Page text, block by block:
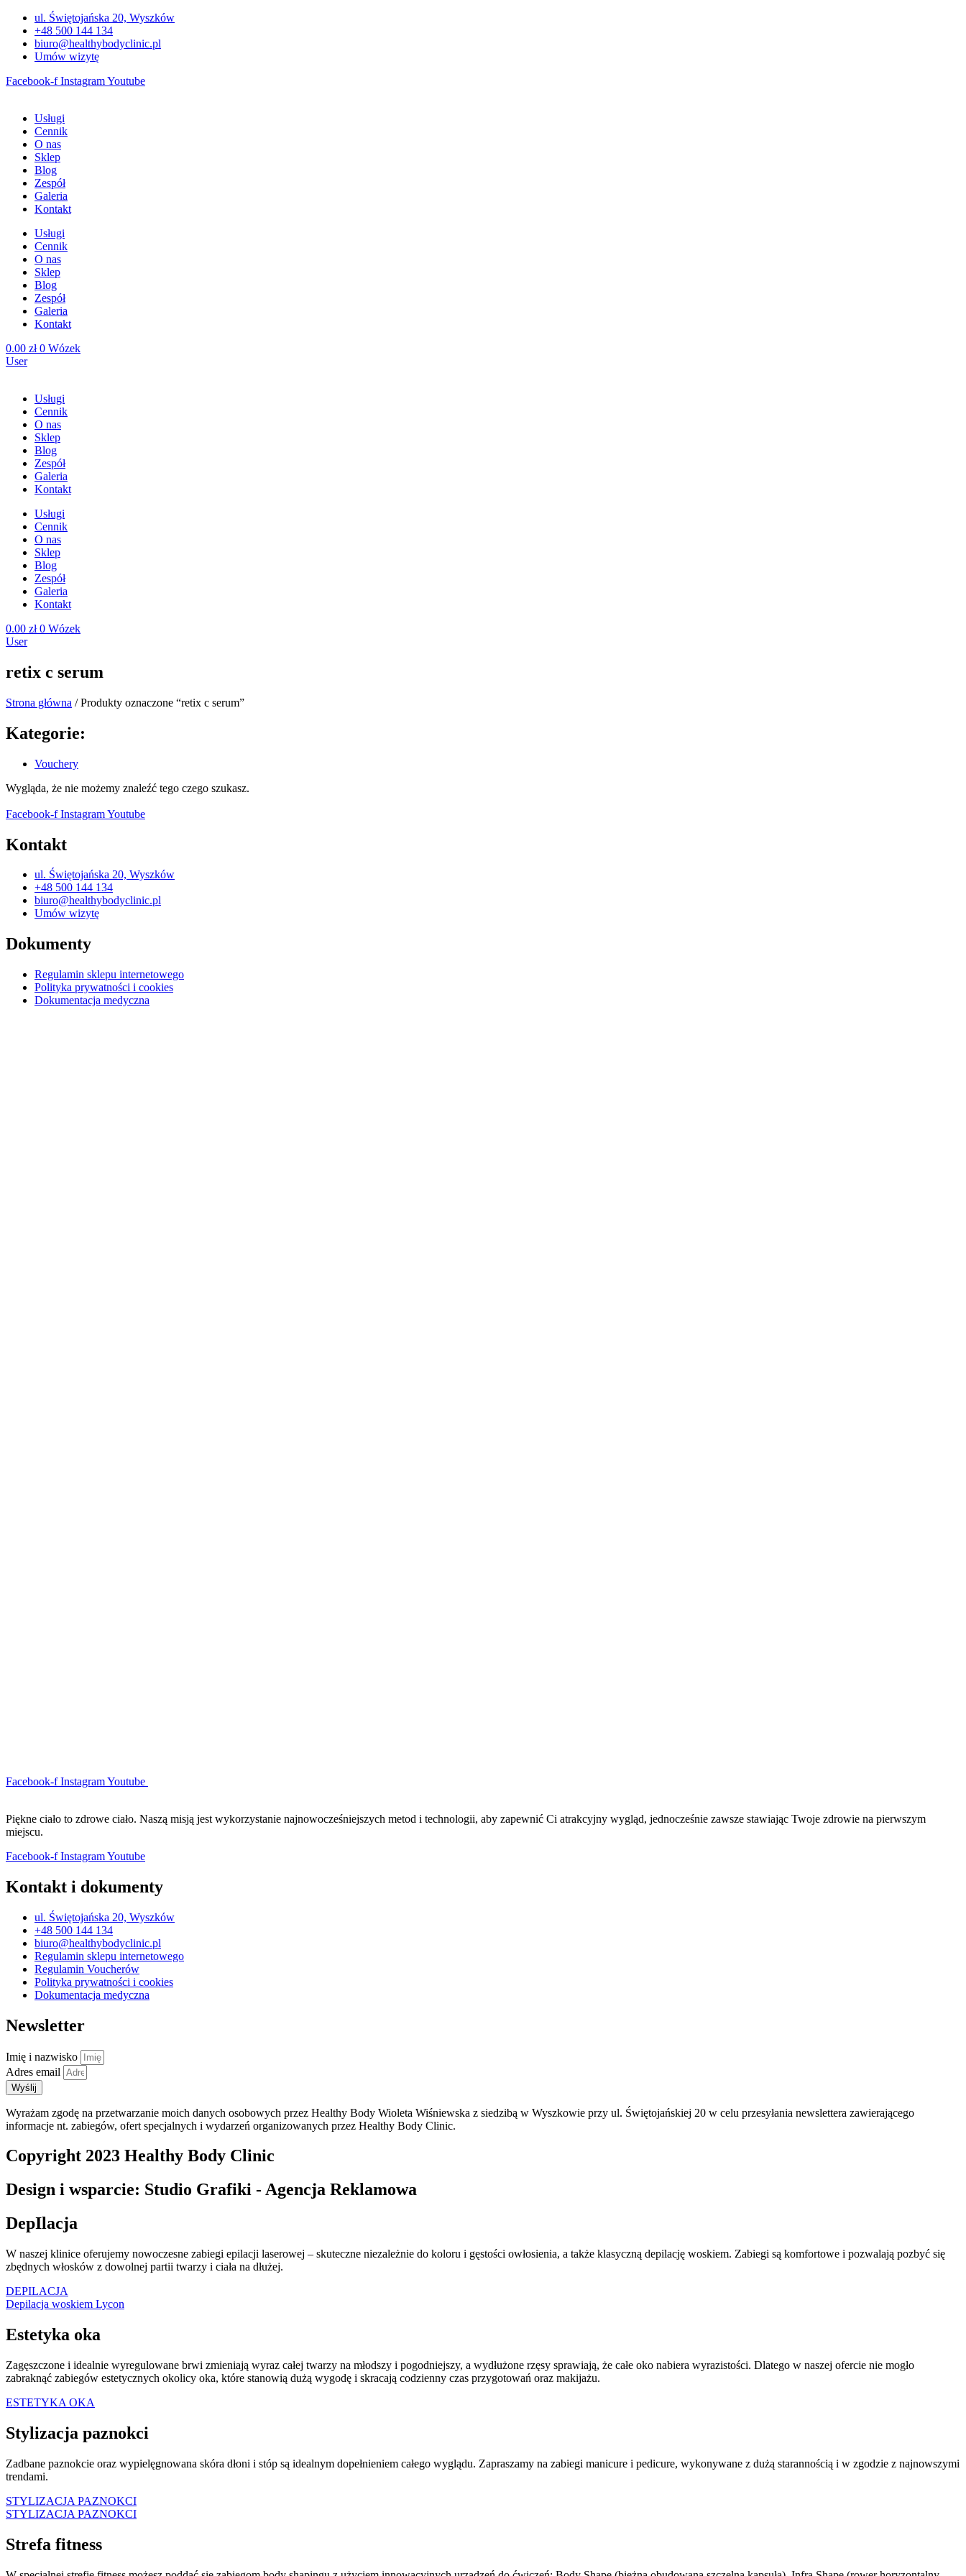
Przejdź
treści
ul. Świętojańska 20, Wyszków
+48 500 144 134
biuro@healthybodyclinic.pl
Umów wizytę
Facebook-f InstagramYoutube
Usługi
Cennik
O nas
Sklep
Blog
Zespół
Galeria
Kontakt
Usługi
Cennik
O nas
Sklep
Blog
Zespół
Galeria
Kontakt
0.00 zł 0 Wózek
User
Usługi
Cennik
O nas
Sklep
Blog
Zespół
Galeria
Kontakt
Usługi
Cennik
O nas
Sklep
Blog
Zespół
Galeria
Kontakt
0.00 zł 0 Wózek
User
retix c serum
Strona główna / Produkty oznaczone “retix c serum”
Kategorie:
Vouchery
Wygląda, że nie możemy znaleźć tego czego szukasz.
Facebook-f InstagramYoutube
Kontakt
ul. Świętojańska 20, Wyszków
+48 500 144 134
biuro@healthybodyclinic.pl
Umów wizytę
Dokumenty
Regulamin sklepu internetowego
Polityka prywatności i cookies
Dokumentacja medyczna
Facebook-f InstagramYoutube
Piękne ciało to zdrowe ciało. Naszą misją jest wykorzystanie najnowocześniejszych metod i technologii, aby zapewnić Ci atrakcyjny wygląd, jednocześnie zawsze stawiając Twoje zdrowie na pierwszym
miejscu.
Facebook-f InstagramYoutube
Kontakt i dokumenty
ul. Świętojańska 20, Wyszków
+48 500 144 134
biuro@healthybodyclinic.pl
Regulamin sklepu internetowego
Regulamin Voucherów
Polityka prywatności i cookies
Dokumentacja medyczna
Newsletter
Imię i nazwisko
Adres email
Wyślij
Wyrażam zgodę na przetwarzanie moich danych osobowych przez Healthy Body Wioleta Wiśniewska z siedzibą w Wyszkowie przy ul. Świętojańskiej 20 w celu przesyłania newslettera zawierającego
informacje nt. zabiegów, ofert specjalnych i wydarzeń organizowanych przez Healthy Body Clinic.
Copyright 2023 Healthy Body Clinic
Design i wsparcie: Studio Grafiki - Agencja Reklamowa
DepIlacja
W naszej klinice oferujemy nowoczesne zabiegi epilacji laserowej – skuteczne niezależnie do koloru i gęstości owłosienia, a także klasyczną depilację woskiem. Zabiegi są komfortowe i pozwalają pozbyć się
zbędnych włosków z dowolnej partii twarzy i ciała na dłużej.
DEPILACJA
Depilacja woskiem Lycon
Estetyka oka
Zagęszczone i idealnie wyregulowane brwi zmieniają wyraz całej twarzy na młodszy i pogodniejszy, a wydłużone rzęsy sprawiają, że całe oko nabiera wyrazistości. Dlatego w naszej ofercie nie mogło
zabraknąć zabiegów estetycznych okolicy oka, które stanowią dużą wygodę i skracają codzienny czas przygotowań oraz makijażu.
ESTETYKA OKA
Stylizacja paznokci
Zadbane paznokcie oraz wypielęgnowana skóra dłoni i stóp są idealnym dopełnieniem całego wyglądu. Zapraszamy na zabiegi manicure i pedicure, wykonywane z dużą starannością i w zgodzie z najnowszymi
trendami.
STYLIZACJA PAZNOKCI
STYLIZACJA PAZNOKCI
Strefa fitness